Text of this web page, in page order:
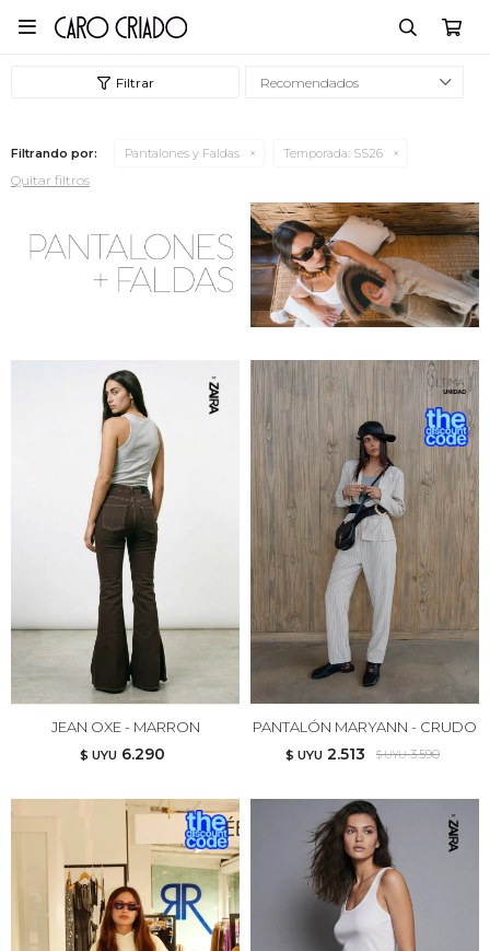

Recomendados
Filtrando por: Pantalones y Faldas Temporada: SS26
Quitar filtros
JEAN OXE - MARRON
$ UYU 6.290
PANTALÓN MARYANN - CRUDO
$ UYU 2.513 $ UYU 3.590